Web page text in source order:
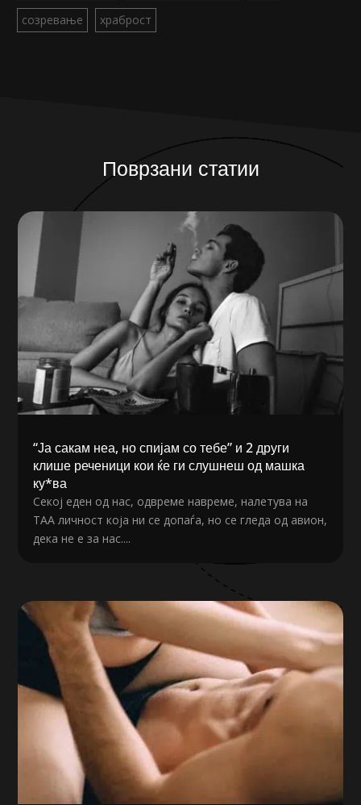
созревање храброст
Поврзани статии
“Ја сакам неа, но спијам со тебе” и 2 други
клише реченици кои ќе ги слушнеш од машка
ку*ва
Секој еден од нас, одвреме навреме, налетува на
ТАА личност која ни се допаѓа, но се гледа од авион,
дека не е за нас....